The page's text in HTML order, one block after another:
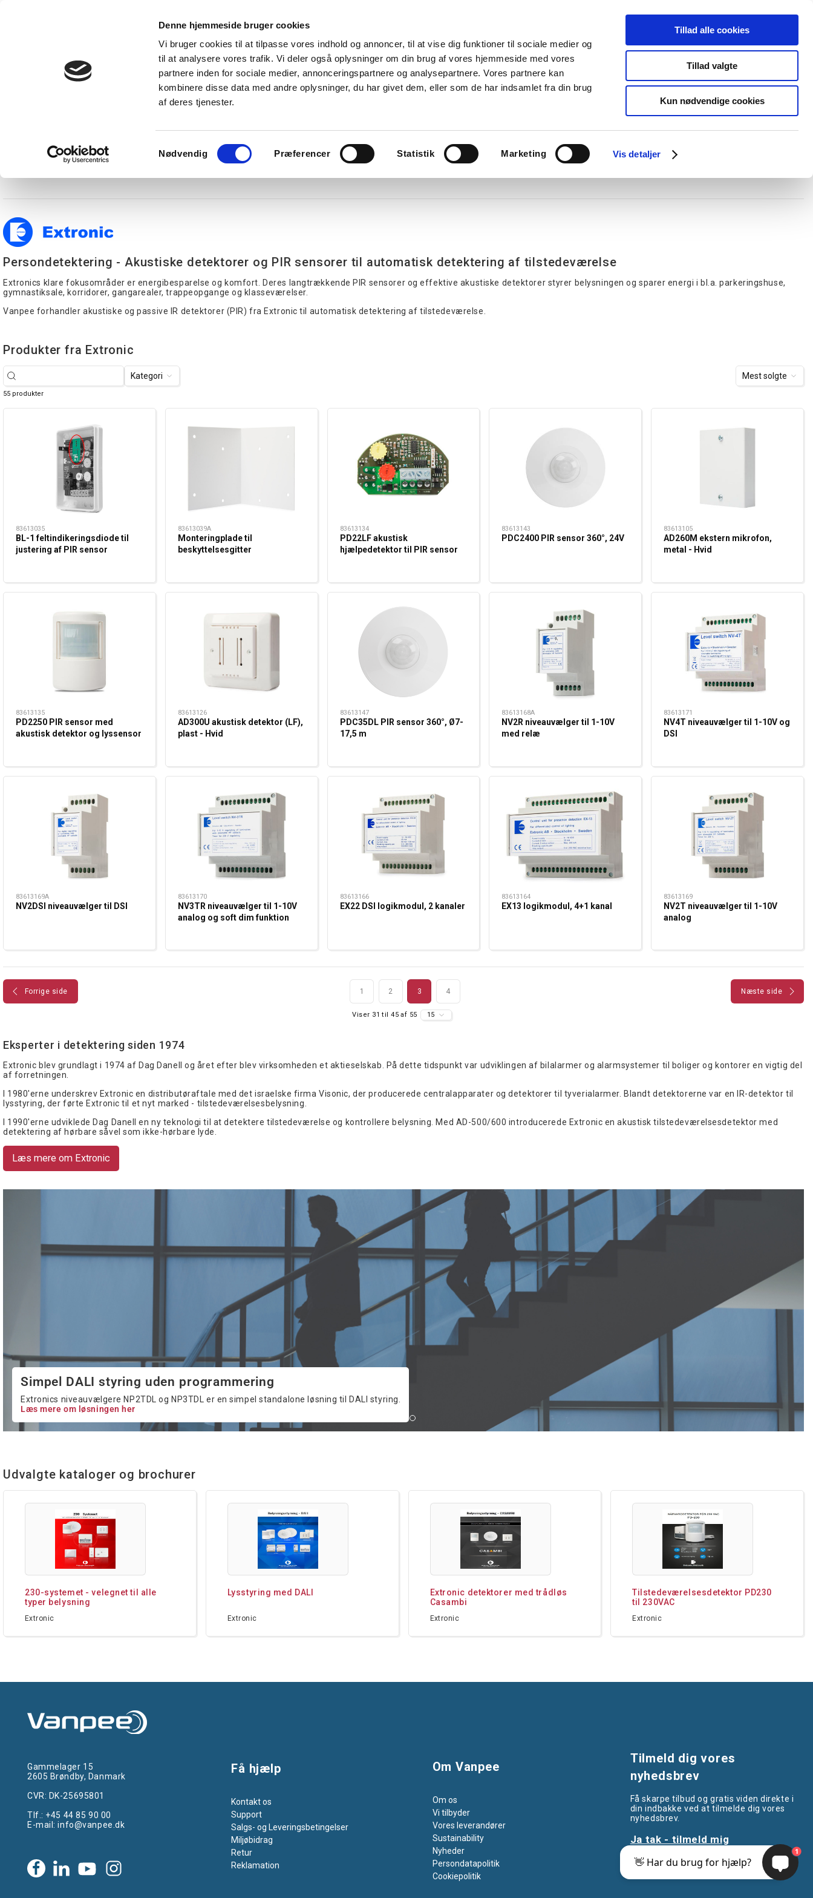
Denne hjemmeside bruger cookies
Vi bruger cookies til at tilpasse vores indhold og annoncer, til at vise dig funktioner til sociale medier og
til at analysere vores trafik. Vi deler også oplysninger om din brug af vores hjemmeside med vores
partnere inden for sociale medier, annonceringspartnere og analysepartnere. Vores partnere kan
kombinere disse data med andre oplysninger, du har givet dem, eller som de har indsamlet fra din brug
af deres tjenester.
Nødvendig Præferencer Statistik Marketing Vis detaljer
Tillad alle cookies
Tillad valgte
Kun nødvendige cookies
+45 44 85 90 00
Ny kunde
Produkter Express levering Vidensbank Kurser Referencer Kontakt os
Ledningskanaler Opmærkning Forgreningsmateriel
Persondetektering - Akustiske detektorer og PIR sensorer til automatisk detektering af tilstedeværelse
Extronics klare fokusområder er energibesparelse og komfort. Deres langtrækkende PIR sensorer og effektive akustiske detektorer styrer belysningen og sparer energi i bl.a. parkeringshuse,
gymnastiksale, korridorer, gangarealer, trappeopgange og klasseværelser.
Vanpee forhandler akustiske og passive IR detektorer (PIR) fra Extronic til automatisk detektering af tilstedeværelse.
Produkter fra Extronic
Kategori Mest solgte
55 produkter
83613035
BL-1 feltindikeringsdiode til
justering af PIR sensor
83613039A
Monteringplade til
beskyttelsesgitter
83613134
PD22LF akustisk
hjælpedetektor til PIR sensor
83613143
PDC2400 PIR sensor 360°, 24V
83613105
AD260M ekstern mikrofon,
metal - Hvid
83613135
PD2250 PIR sensor med
akustisk detektor og lyssensor
83613126
AD300U akustisk detektor (LF),
plast - Hvid
83613147
PDC35DL PIR sensor 360°, Ø7-
17,5 m
83613168A
NV2R niveauvælger til 1-10V
med relæ
83613171
NV4T niveauvælger til 1-10V og
DSI
83613169A
NV2DSI niveauvælger til DSI
83613170
NV3TR niveauvælger til 1-10V
analog og soft dim funktion
83613166
EX22 DSI logikmodul, 2 kanaler
83613164
EX13 logikmodul, 4+1 kanal
83613169
NV2T niveauvælger til 1-10V
analog
Forrige side 1 2 3 4 Næste side
Viser 31 til 45 af 55 15
Eksperter i detektering siden 1974
Extronic blev grundlagt i 1974 af Dag Danell og året efter blev virksomheden et aktieselskab. På dette tidspunkt var udviklingen af bilalarmer og alarmsystemer til boliger og kontorer en vigtig del
af forretningen.
I 1980'erne underskrev Extronic en distributøraftale med det israelske firma Visonic, der producerede centralapparater og detektorer til tyverialarmer. Blandt detektorerne var en IR-detektor til
lysstyring, der førte Extronic til et nyt marked - tilstedeværelsesbelysning.
I 1990'erne udviklede Dag Danell en ny teknologi til at detektere tilstedeværelse og kontrollere belysning. Med AD-500/600 introducerede Extronic en akustisk tilstedeværelsesdetektor med
detektering af hørbare såvel som ikke-hørbare lyde.
Læs mere om Extronic
Simpel DALI styring uden programmering
Extronics niveauvælgere NP2TDL og NP3TDL er en simpel standalone løsning til DALI styring.
Læs mere om løsningen her
Udvalgte kataloger og brochurer
230-systemet - velegnet til alle
typer belysning
Extronic
Lysstyring med DALI
Extronic
Extronic detektorer med trådløs
Casambi
Extronic
Tilstedeværelsesdetektor PD230
til 230VAC
Extronic
Gammelager 15
2605 Brøndby, Danmark
CVR: DK-25695801
Tlf.: +45 44 85 90 00
E-mail:info@vanpee.dk
Få hjælp
Kontakt os
Support
Salgs- og Leveringsbetingelser
Miljøbidrag
Retur
Reklamation
Om Vanpee
Om os
Vi tilbyder
Vores leverandører
Sustainability
Nyheder
Persondatapolitik
Cookiepolitik
Tilmeld dig vores
nyhedsbrev
Få skarpe tilbud og gratis viden direkte i
din indbakke ved at tilmelde dig vores
nyhedsbrev.
Ja tak - tilmeld mig
👋 Har du brug for hjælp?
1